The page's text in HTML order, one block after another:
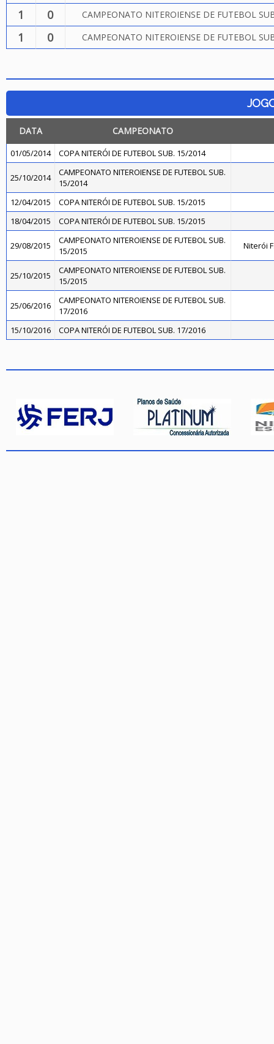
1 0 CAMPEONATO NITEROIENSE DE FUTEBOL
1 0 CAMPEONATO NITEROIENSE DE FUTEBOL
DATA CAMPEONATO
01/05/2014 COPA NITERÓI DE FUTEBOL SUB. 15/2014
25/10/2014
CAMPEONATO NITEROIENSE DE FUTEBOL SUB.
15/2014
12/04/2015
COPA NITERÓI DE FUTEBOL SUB. 15/2015
18/04/2015
COPA NITERÓI DE FUTEBOL SUB. 15/2015
29/08/2015
CAMPEONATO NITEROIENSE DE FUTEBOL SUB.
15/2015
Niterói
25/10/2015
CAMPEONATO NITEROIENSE DE FUTEBOL SUB.
15/2015
25/06/2016
CAMPEONATO NITEROIENSE DE FUTEBOL SUB.
17/2016
15/10/2016
COPA NITERÓI DE FUTEBOL SUB. 17/2016